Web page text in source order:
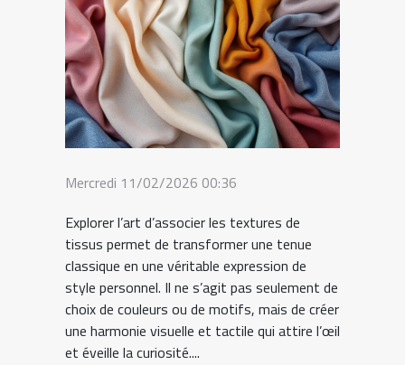
Mercredi 11/02/2026 00:36
Explorer l’art d’associer les textures de
tissus permet de transformer une tenue
classique en une véritable expression de
style personnel. Il ne s’agit pas seulement de
choix de couleurs ou de motifs, mais de créer
une harmonie visuelle et tactile qui attire l’œil
et éveille la curiosité....